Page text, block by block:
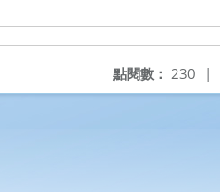
點閱數： 230 |